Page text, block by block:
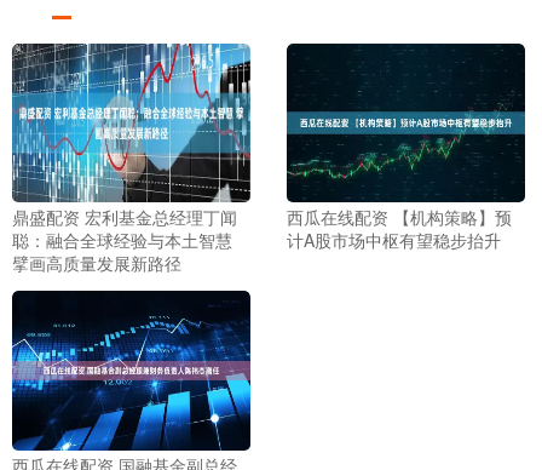
鼎盛配资 宏利基金总经理丁闻
聪：融合全球经验与本土智慧
擘画高质量发展新路径
西瓜在线配资 【机构策略】预
计A股市场中枢有望稳步抬升
西瓜在线配资 国融基金副总经